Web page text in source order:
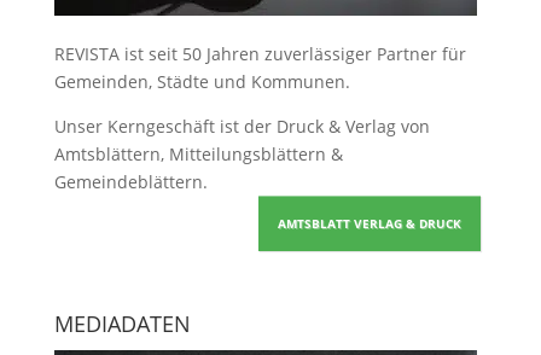
REVISTA ist seit 50 Jahren zuverlässiger Partner für
Gemeinden, Städte und Kommunen.
Unser Kerngeschäft ist der Druck & Verlag von
Amtsblättern, Mitteilungsblättern &
Gemeindeblättern.
AMTSBLATT VERLAG & DRUCK
MEDIADATEN